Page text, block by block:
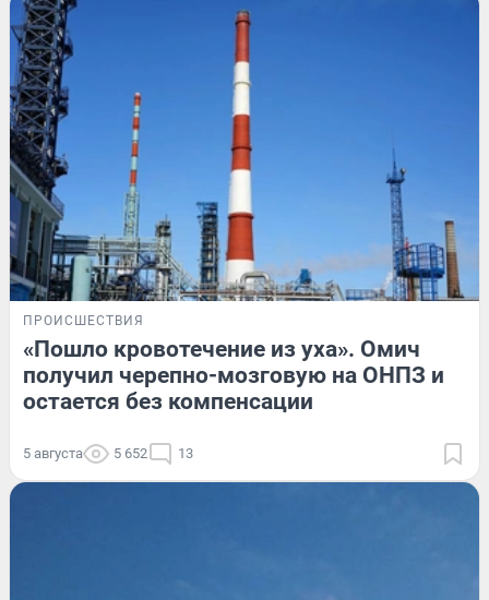
ПРОИСШЕСТВИЯ
«Пошло кровотечение из уха». Омич
получил черепно-мозговую на ОНПЗ и
остается без компенсации
5 августа 5 652 13